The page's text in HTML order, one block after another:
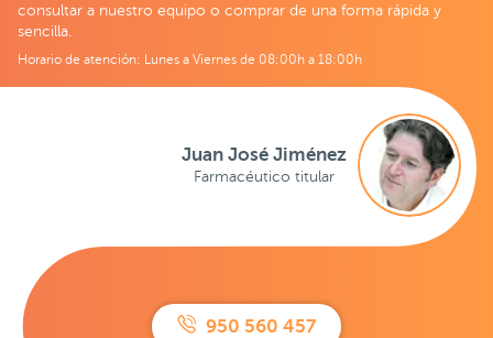
consultar a nuestro equipo o comprar de una forma rápida y
sencilla.
Horario de atención: Lunes a Viernes de 08:00h a 18:00h
950 560 457
Juan José Jiménez
Farmacéutico titular